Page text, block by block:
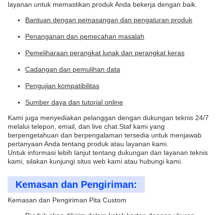
layanan untuk memastikan produk Anda bekerja dengan baik.
Bantuan dengan pemasangan dan pengaturan produk
Penanganan dan pemecahan masalah
Pemeliharaan perangkat lunak dan perangkat keras
Cadangan dan pemulihan data
Pengujian kompatibilitas
Sumber daya dan tutorial online
Kami juga menyediakan pelanggan dengan dukungan teknis 24/7
melalui telepon, email, dan live chat.Staf kami yang
berpengetahuan dan berpengalaman tersedia untuk menjawab
pertanyaan Anda tentang produk atau layanan kami.
Untuk informasi lebih lanjut tentang dukungan dan layanan teknis
kami, silakan kunjungi situs web kami atau hubungi kami.
Kemasan dan Pengiriman:
Kemasan dan Pengiriman Pita Custom